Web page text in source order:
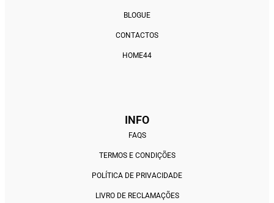
BLOGUE
CONTACTOS
HOME44
INFO
FAQS
TERMOS E CONDIÇÕES
POLÍTICA DE PRIVACIDADE
LIVRO DE RECLAMAÇÕES